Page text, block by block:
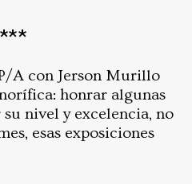
***
A con Jerson Murillo
honrar algunas
nivel y excelencia, no
esas exposiciones